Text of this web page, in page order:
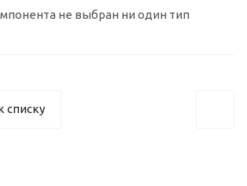
не выбран ни один тип
списку